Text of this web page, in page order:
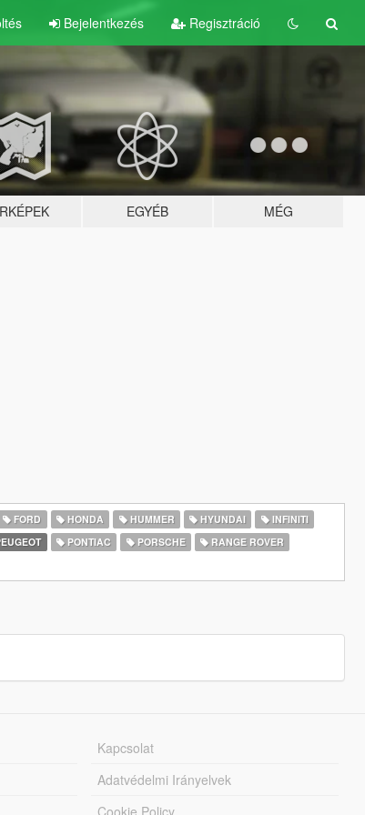
Bejelentkezés Regisztráció
EGYÉB MÉG
FORD HONDA HUMMER HYUNDAI
INFINITI
PONTIAC PORSCHE
RANGE ROVER
Kapcsolat
Adatvédelmi Irányelvek
Cookie Policy